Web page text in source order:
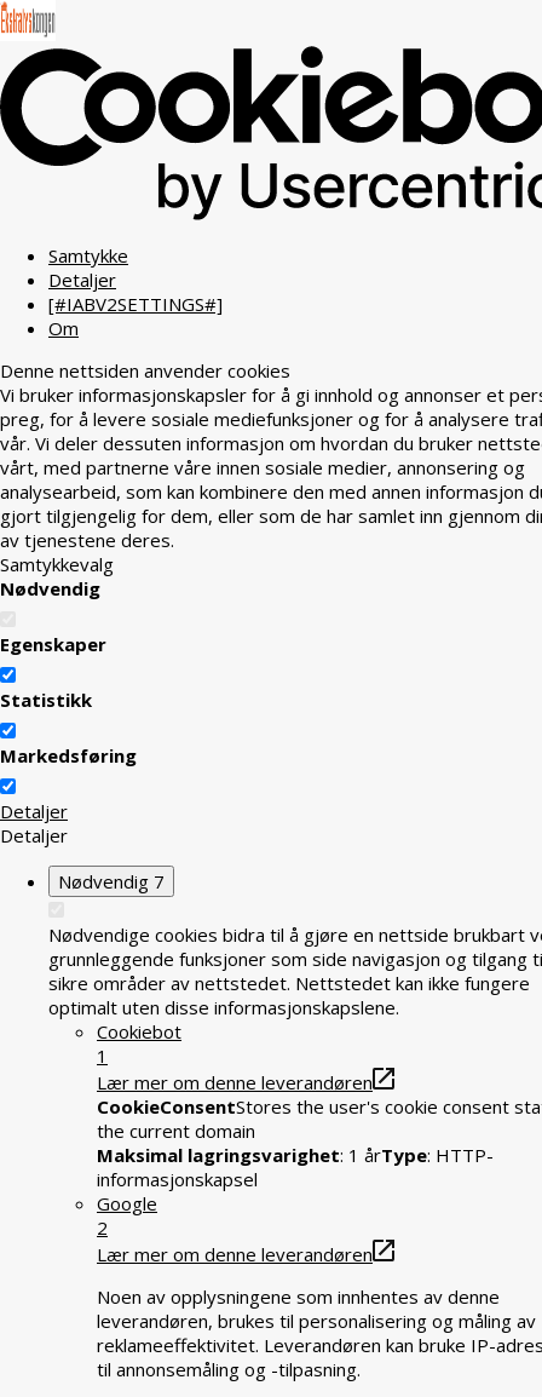
Samtykke
Detaljer
[#IABV2SETTINGS#]
Om
Denne nettsiden anvender cookies
Vi bruker informasjonskapsler for å gi innhold og annonser et
preg, for å levere sosiale mediefunksjoner og for å analysere
vår. Vi deler dessuten informasjon om hvordan du bruker
vårt, med partnerne våre innen sosiale medier, annonsering og
analysearbeid, som kan kombinere den med annen informasjon
gjort tilgjengelig for dem, eller som de har samlet inn gjennom
av tjenestene deres.
Samtykkevalg
Nødvendig
Egenskaper
Statistikk
Markedsføring
Detaljer
Detaljer
Nødvendig 7
Nødvendige cookies bidra til å gjøre en nettside brukbart
grunnleggende funksjoner som side navigasjon og tilgang
sikre områder av nettstedet. Nettstedet kan ikke fungere
optimalt uten disse informasjonskapslene.
Cookiebot
1
Lær mer om denne leverandøren
CookieConsentStores the user's cookie consent
the current domain
Maksimal lagringsvarighet: 1 årType: HTTP-
informasjonskapsel
Google
2
Lær mer om denne leverandøren
Noen av opplysningene som innhentes av denne
leverandøren, brukes til personalisering og måling av
reklameeffektivitet. Leverandøren kan bruke IP-
til annonsemåling og -tilpasning.